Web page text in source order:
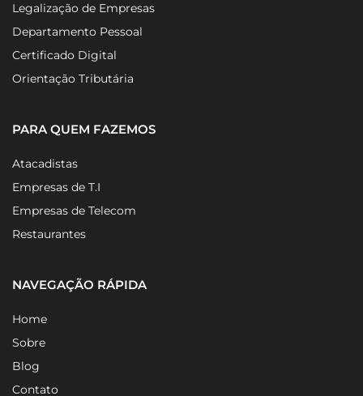
Legalização de Empresas
Departamento Pessoal
Certificado Digital
Orientação Tributária
PARA QUEM FAZEMOS
Atacadistas
Empresas de T.I
Empresas de Telecom
Restaurantes
NAVEGAÇÃO RÁPIDA
Home
Sobre
Blog
Contato